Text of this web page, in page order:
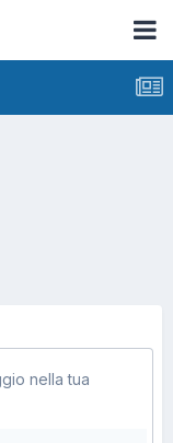
nella tua